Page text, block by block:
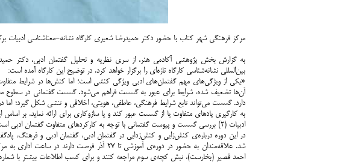
مرکز فرهنگی شهر کتاب با حضور دکتر حمیدرضا شعیری کارگاه نشانه-معناشناسی ادبیات
به گزارش بخش پژوهشی آکادمی هنر، از سری نظریه و تحلیل گفتمان ادبی، دکتر
بین‌المللی نشانه‌شناسی کارگاه تازه‌ای را برگزار خواهد کرد. در توضیح این کارگاه آمده است:
«یکی از ویژگی‌های مهم گفتمان‌های ادبی ویژگی کنشی است؛ اما کنش‌ها در شرایط
دارد. گسست می‌تواند تابع شرایط فرهنگی، عاطفی، هویتی، اخلاقی و تنشی شکل گیرد؛ اما
به کارگیری پادهای متفاوت یا از گسست عبور کند و یا سازوکاری برای ارائه نماید. بر
ادبیات (2) بررسی گسست و پیوست گفتمانی با توجه به کارکردهای متفاوت گفتمان ادبی است».
در این دوره درباره‌ی کنش‌زایی و کنش‌زدایی در گفتمان ادبی، گفتمان ادبی و فرهنگ،
شد. علاقه‌مندان به حضور در دوره‌ی آموزشی تا 27 آذر
احمد قصیر (بخارست)، نبش کچه‌ی سوم مراجعه کنند و برای کسب اطلاعات بیشتر با شماره‌های 88723316 و 88717458 تماس